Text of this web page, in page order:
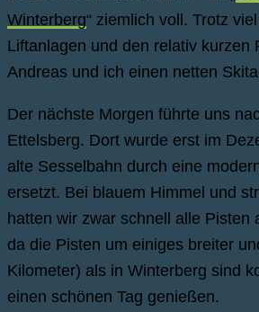
Winterberg“ ziemlich voll. Trotz
Liftanlagen und den relativ kurzen
Andreas und ich einen netten
Der nächste Morgen führte uns
Ettelsberg. Dort wurde erst im
alte Sesselbahn durch eine
ersetzt. Bei blauem Himmel und
hatten wir zwar schnell alle Pisten
da die Pisten um einiges breiter
Kilometer) als in Winterberg sind
einen schönen Tag genießen.